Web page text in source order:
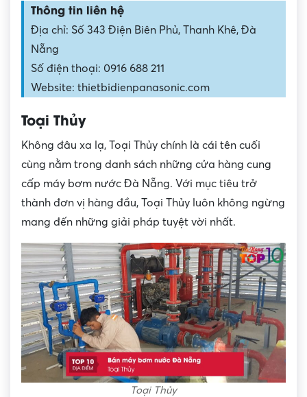
Thông tin liên hệ
Địa chỉ: Số 343 Điện Biên Phủ, Thanh Khê, Đà
Nẵng
Số điện thoại: 0916 688 211
Website: thietbidienpanasonic.com
Toại Thủy
Không đâu xa lạ, Toại Thủy chính là cái tên cuối
cùng nằm trong danh sách những cửa hàng cung
cấp máy bơm nước Đà Nẵng. Với mục tiêu trở
thành đơn vị hàng đầu, Toại Thủy luôn không ngừng
mang đến những giải pháp tuyệt vời nhất.
Toại Thủy